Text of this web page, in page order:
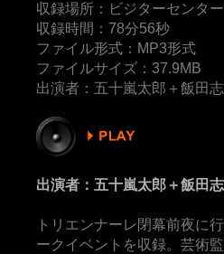
収録場所：ビジターセンタ
収録時間：78分56秒
ファイル形式：MP3形式
ファイルサイズ：37.9MB
出演者：五十嵐太郎＋飯田
出演者：五十嵐太郎＋飯田
トリエンナーレ閉幕前夜に
ークイベントを収録。芸術